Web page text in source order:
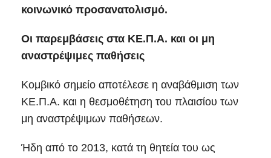
κοινωνικό προσανατολισμό.
Οι παρεμβάσεις στα ΚΕ.Π.Α. και οι μη
αναστρέψιμες παθήσεις
Κομβικό σημείο αποτέλεσε η αναβάθμιση των
ΚΕ.Π.Α. και η θεσμοθέτηση του πλαισίου των
μη αναστρέψιμων παθήσεων.
Ήδη από το 2013, κατά τη θητεία του ως